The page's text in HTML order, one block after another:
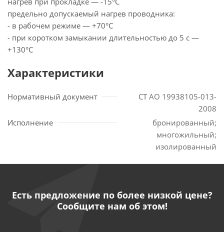
предельно допускаемый нагрев проводника:
- в рабочем режиме — +70°С
- при коротком замыкании длительностью до 5 с —
+130°С
Характеристики
Нормативный документ
СТ АО 19938105-013-
2008
Исполнение
бронированный;
многожильный;
изолированный
Есть предложение по более низкой цене?
Сообщите нам об этом!